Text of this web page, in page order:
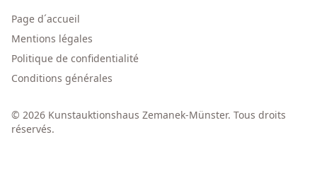
Page d´accueil
Mentions légales
Politique de confidentialité
Conditions générales
© 2026 Kunstauktionshaus Zemanek-Münster. Tous droits
réservés.